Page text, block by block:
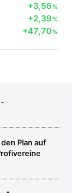
+3,56%
+2,39%
+47,70%
Plan auf